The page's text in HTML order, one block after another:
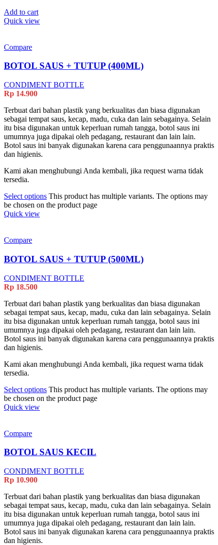
Add to cart
Quick view
Compare
BOTOL SAUS + TUTUP (400ML)
CONDIMENT BOTTLE
Rp 14.900
Terbuat dari bahan plastik yang berkualitas dan biasa digunakan
sebagai tempat saus, kecap, madu, cuka dan lain sebagainya. Selain
itu bisa digunakan untuk keperluan rumah tangga, botol saus ini
umumnya juga dipakai oleh pedagang, restaurant dan lain lain.
Botol saus ini banyak digunakan karena cara penggunaannya praktis
dan higienis.
Kami akan menghubungi Anda kembali, jika request warna tidak
tersedia.
Select options This product has multiple variants. The options may
be chosen on the product page
Quick view
Compare
BOTOL SAUS + TUTUP (500ML)
CONDIMENT BOTTLE
Rp 18.500
Terbuat dari bahan plastik yang berkualitas dan biasa digunakan
sebagai tempat saus, kecap, madu, cuka dan lain sebagainya. Selain
itu bisa digunakan untuk keperluan rumah tangga, botol saus ini
umumnya juga dipakai oleh pedagang, restaurant dan lain lain.
Botol saus ini banyak digunakan karena cara penggunaannya praktis
dan higienis.
Kami akan menghubungi Anda kembali, jika request warna tidak
tersedia.
Select options This product has multiple variants. The options may
be chosen on the product page
Quick view
Compare
BOTOL SAUS KECIL
CONDIMENT BOTTLE
Rp 10.900
Terbuat dari bahan plastik yang berkualitas dan biasa digunakan
sebagai tempat saus, kecap, madu, cuka dan lain sebagainya. Selain
itu bisa digunakan untuk keperluan rumah tangga, botol saus ini
umumnya juga dipakai oleh pedagang, restaurant dan lain lain.
Botol saus ini banyak digunakan karena cara penggunaannya praktis
dan higienis.